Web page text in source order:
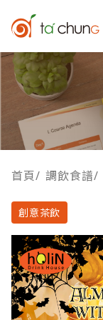
首頁/ 調飲食譜/
創意茶飲